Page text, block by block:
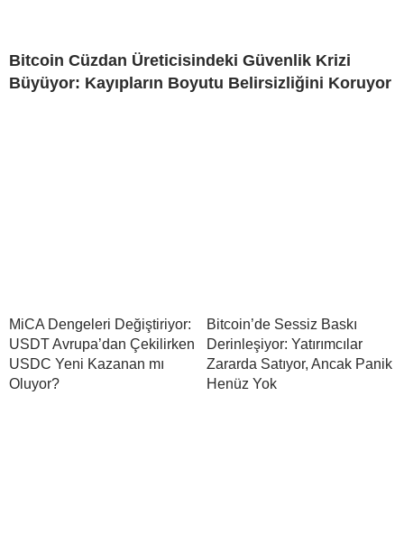
Bitcoin Cüzdan Üreticisindeki Güvenlik Krizi
Büyüyor: Kayıpların Boyutu Belirsizliğini Koruyor
MiCA Dengeleri Değiştiriyor:
USDT Avrupa’dan Çekilirken
USDC Yeni Kazanan mı
Oluyor?
Bitcoin’de Sessiz Baskı
Derinleşiyor: Yatırımcılar
Zararda Satıyor, Ancak Panik
Henüz Yok